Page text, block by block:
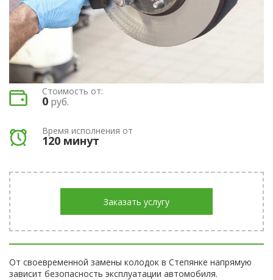
Стоимость от:
0 руб.
Время исполнения от
120 минут
Заказать услугу
От своевременной замены колодок в Степянке напрямую
зависит безопасность эксплуатации автомобиля.